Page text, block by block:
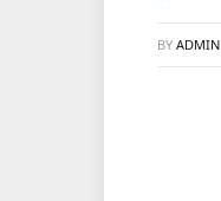
BY ADMIN